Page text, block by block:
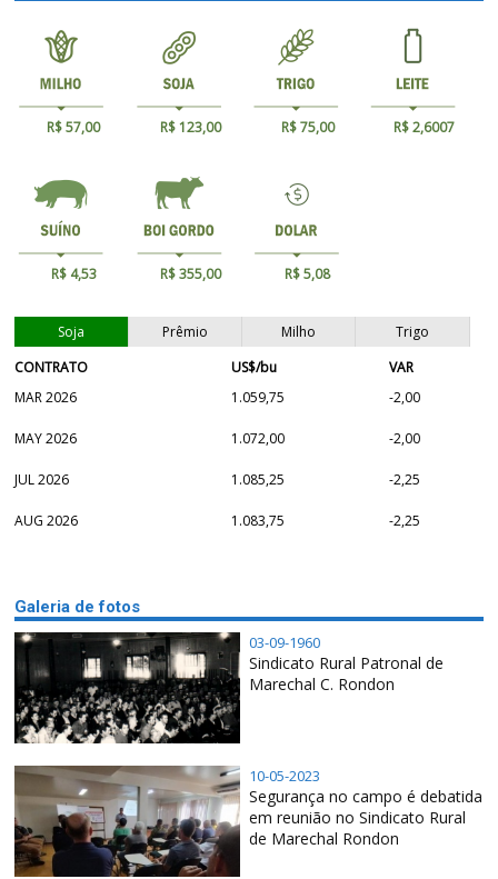
R$ 57,00 R$ 123,00 R$ 75,00 R$ 2,6007
R$ 4,53 R$ 355,00 R$ 5,08
Soja Prêmio Milho
Trigo
CONTRATO
US$/bu
VAR
MAR 2026
1.059,75 -2,00
MAY 2026 1.072,00 -2,00
JUL 2026 1.085,25 -2,25
AUG 2026 1.083,75 -2,25
Galeria de fotos
03-09-1960
Sindicato Rural Patronal de
Marechal C. Rondon
10-05-2023
Segurança no campo é debatida
em reunião no Sindicato Rural
de Marechal Rondon